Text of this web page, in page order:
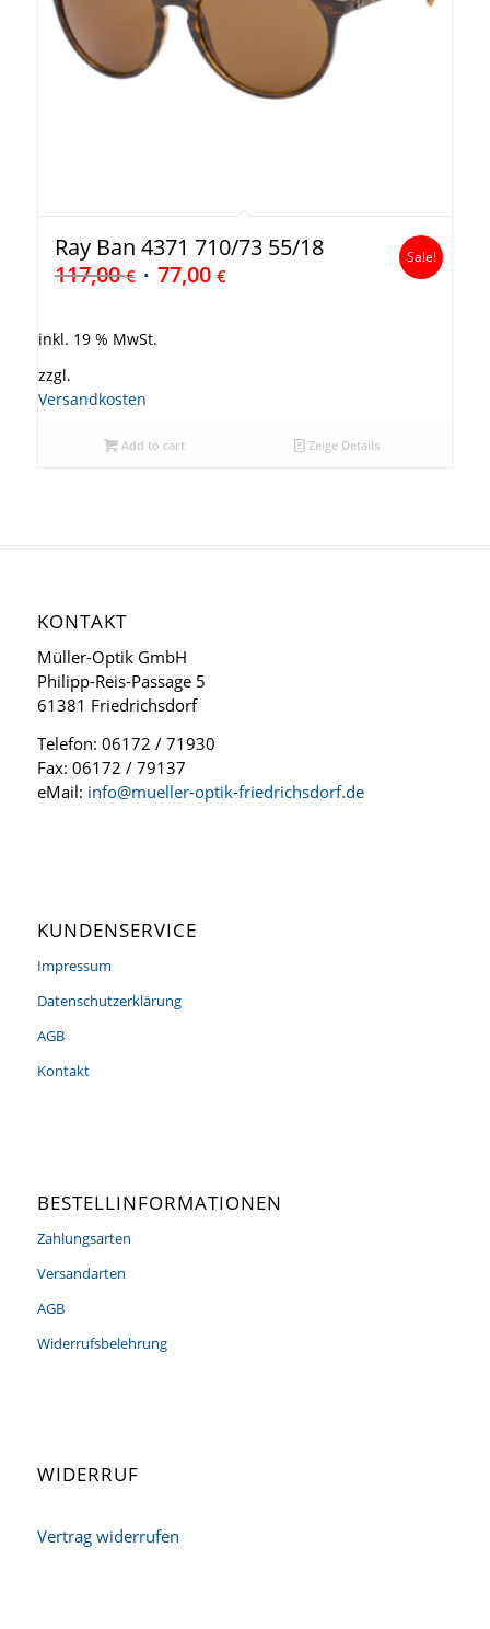
Ray Ban 4371 710/73 55/18
117,00€ 77,00 €
Sale!
inkl. 19 % MwSt.
zzgl.
Versandkosten
Add to cart Zeige Details
KONTAKT
Müller-Optik GmbH
Philipp-Reis-Passage 5
61381 Friedrichsdorf
Telefon: 06172 / 71930
Fax: 06172 / 79137
eMail: info@mueller-optik-friedrichsdorf.de
KUNDENSERVICE
Impressum
Datenschutzerklärung
AGB
Kontakt
BESTELLINFORMATIONEN
Zahlungsarten
Versandarten
AGB
Widerrufsbelehrung
WIDERRUF
Vertrag widerrufen